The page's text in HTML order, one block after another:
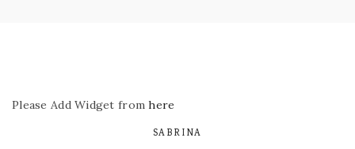
Please Add Widget fromhere
SABRINA